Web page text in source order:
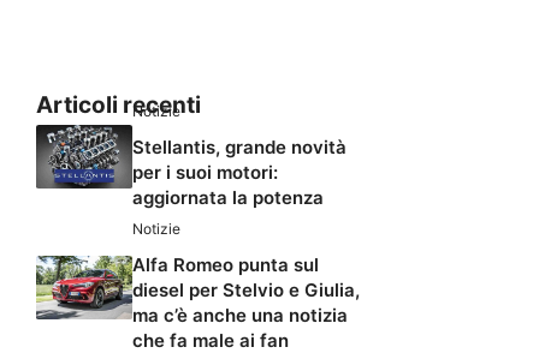
Articoli recenti
Notizie
Stellantis, grande novità
per i suoi motori:
aggiornata la potenza
Notizie
Alfa Romeo punta sul
diesel per Stelvio e Giulia,
ma c’è anche una notizia
che fa male ai fan